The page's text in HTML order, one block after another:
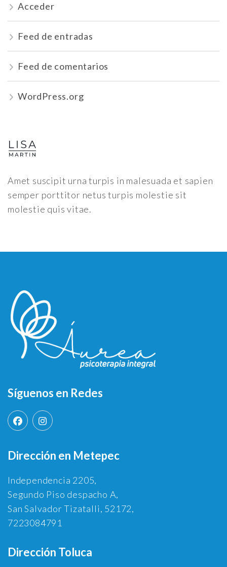
Acceder
Feed de entradas
Feed de comentarios
WordPress.org
Amet suscipit urna turpis in malesuada et sapien
semper porttitor netus turpis molestie sit
molestie quis vitae.
Síguenos en Redes
Dirección en Metepec
Independencia 2205,
Segundo Piso despacho A,
San Salvador Tizatalli, 52172,
7223084791
Dirección Toluca